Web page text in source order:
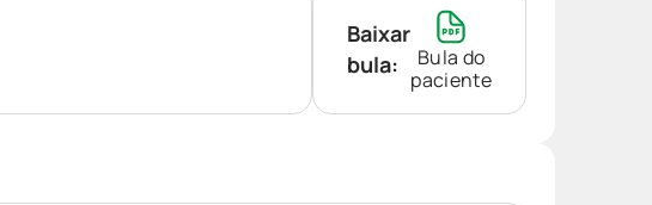
Baixar
bula:
Bula do
paciente